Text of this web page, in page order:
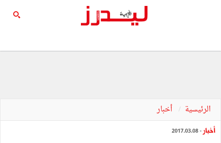
الرئيسية أخبار
أخبار - 2017.03.08